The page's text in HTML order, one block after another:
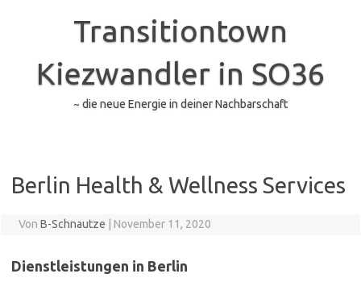
Transitiontown
Kiezwandler in SO36
~ die neue Energie in deiner Nachbarschaft
Berlin Health & Wellness Services
Von B-Schnautze November 11, 2020
Dienstleistungen in Berlin